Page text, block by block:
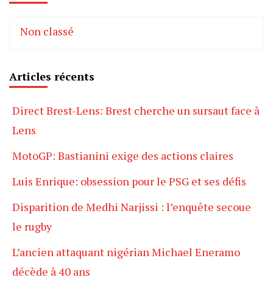
Non classé
Articles récents
Direct Brest-Lens: Brest cherche un sursaut face à
Lens
MotoGP: Bastianini exige des actions claires
Luis Enrique: obsession pour le PSG et ses défis
Disparition de Medhi Narjissi : l’enquête secoue
le rugby
L’ancien attaquant nigérian Michael Eneramo
décède à 40 ans